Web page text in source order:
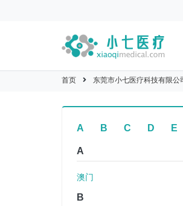
首页 东莞市小七医疗科技有限公
A B C D E
A
澳门
B